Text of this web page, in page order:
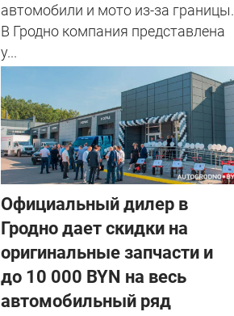
автомобили и мото из-за границы.
В Гродно компания представлена
у...
Официальный дилер в
Гродно дает скидки на
оригинальные запчасти и
до 10 000 BYN на весь
автомобильный ряд